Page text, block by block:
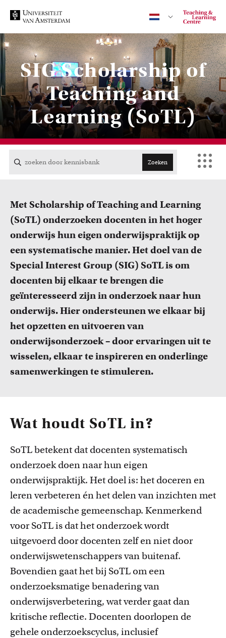
Contact
CENTRAAL
FDG
FDR
FGW
FMG
FNWI
SIG Scholarship of
Teaching and
Learning (SoTL)
Zoeken
Cursussen
faculteit.
Inspiratie van collega-docenten
Lees Teacher Stories van collega-docenten.
Onderwijsinnovatie en beurzen
Leer over initiatieven en beurzen waarmee docenten
innovatieve ideeën realiseren.
Met Scholarship of Teaching and Learning
(SoTL) onderzoeken docenten in het hoger
onderwijs hun eigen onderwijspraktijk op
een systematische manier.Het doel van de
Special Interest Group (SIG) SoTL is om
docenten bij elkaar te brengen die
geïnteresseerd zijn in onderzoek naar hun
onderwijs. Hier ondersteunen we elkaar bij
het opzetten en uitvoeren van
onderwijsonderzoek – door ervaringen uit te
wisselen, elkaar te inspireren en onderlinge
samenwerkingen te stimuleren.
Wat houdt SoTL in?
SoTL betekent dat docenten systematisch
onderzoek doen naar hun eigen
onderwijspraktijk. Het doel is: het doceren en
leren verbeteren én het delen van inzichten met
de academische gemeenschap. Kenmerkend
voor SoTL is dat het onderzoek wordt
uitgevoerd door docenten zelf en niet door
onderwijswetenschappers van buitenaf.
Bovendien gaat het bij SoTL om een
onderzoeksmatige benadering van
onderwijsverbetering, wat verder gaat dan
kritische reflectie. Docenten doorlopen de
gehele onderzoekscyclus, inclusief